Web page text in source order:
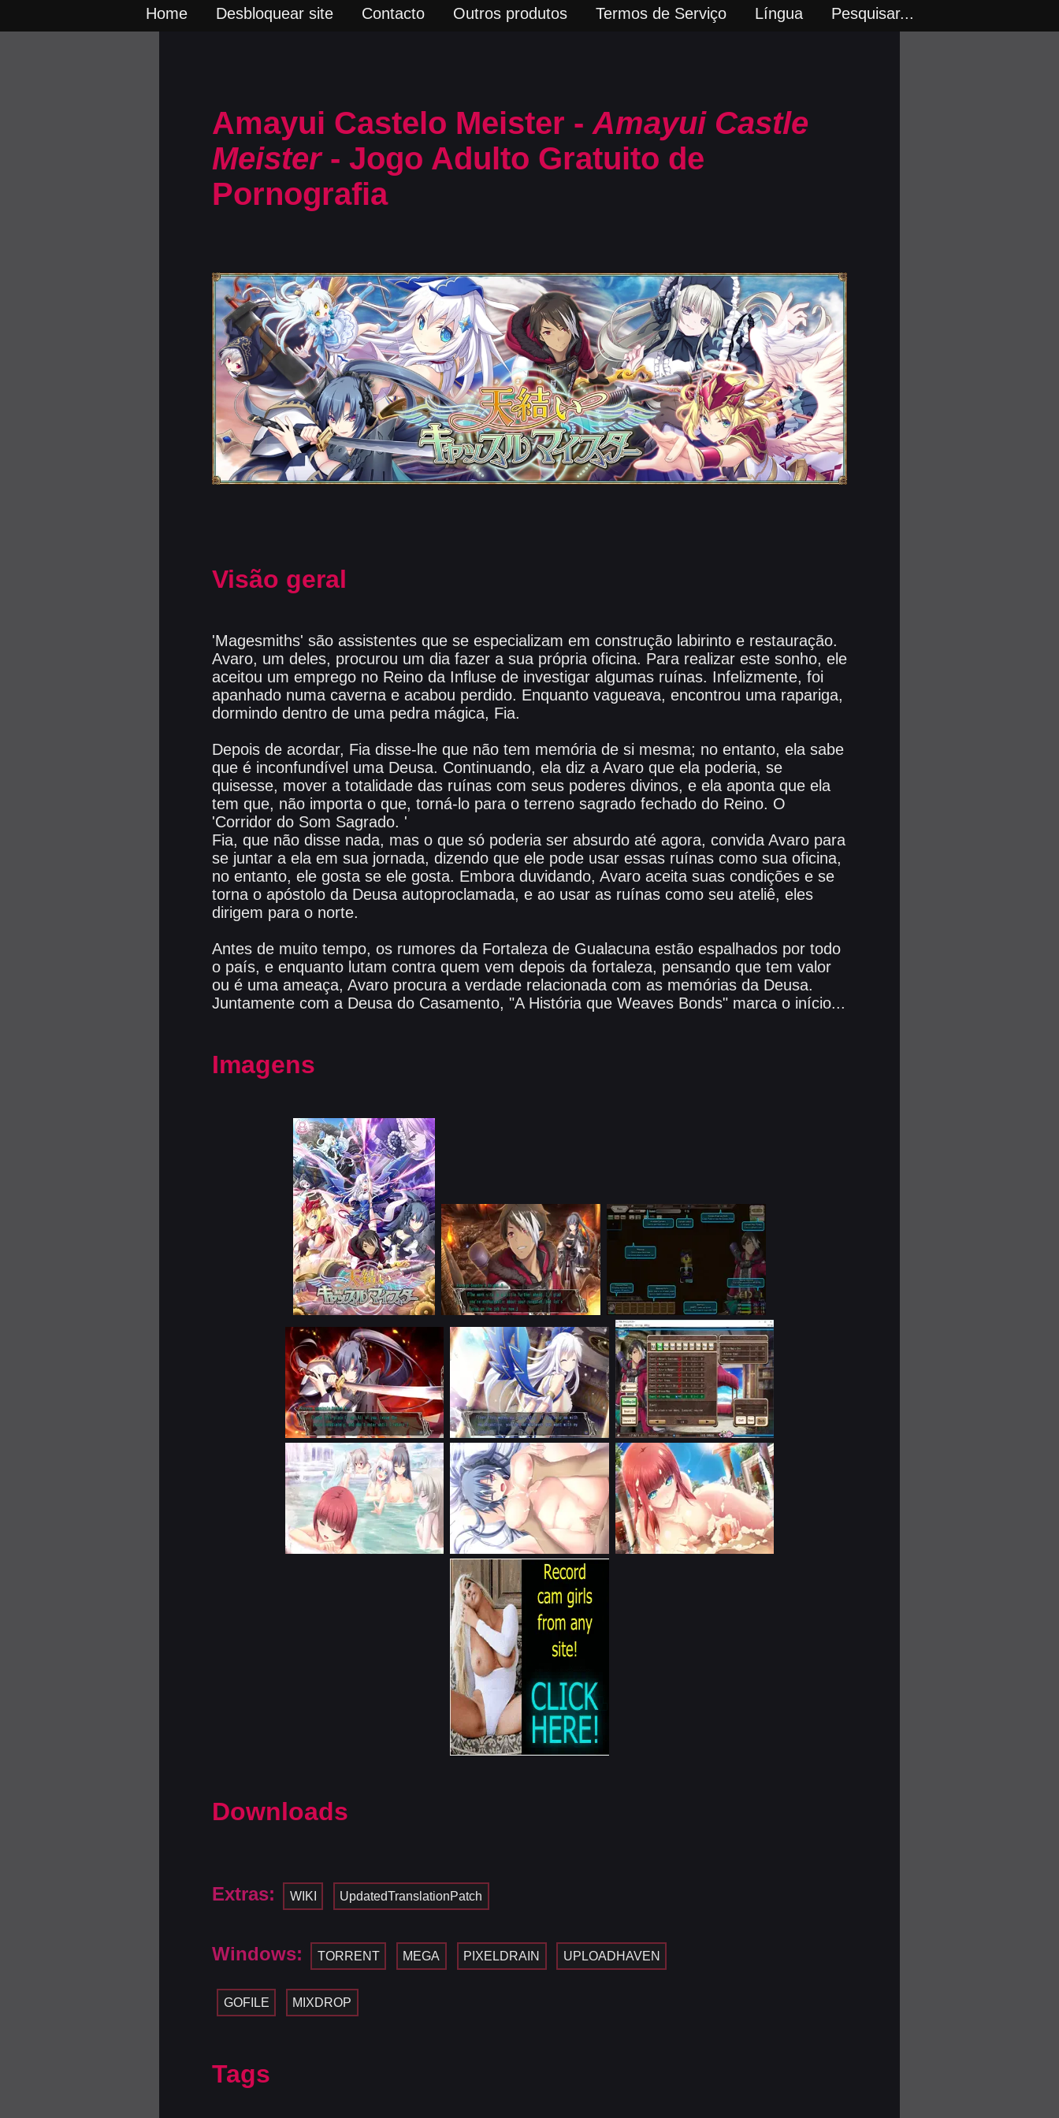
Home Desbloquear site Contacto Outros produtos Termos de Serviço Língua Pesquisar...
Amayui Castelo Meister - Amayui Castle
Meister- Jogo Adulto Gratuito de
Pornografia
Visão geral
'Magesmiths' são assistentes que se especializam em construção labirinto e restauração.
Avaro, um deles, procurou um dia fazer a sua própria oficina. Para realizar este sonho, ele
aceitou um emprego no Reino da Influse de investigar algumas ruínas. Infelizmente, foi
apanhado numa caverna e acabou perdido. Enquanto vagueava, encontrou uma rapariga,
dormindo dentro de uma pedra mágica, Fia.
Depois de acordar, Fia disse-lhe que não tem memória de si mesma; no entanto, ela sabe
que é inconfundível uma Deusa. Continuando, ela diz a Avaro que ela poderia, se
quisesse, mover a totalidade das ruínas com seus poderes divinos, e ela aponta que ela
tem que, não importa o que, torná-lo para o terreno sagrado fechado do Reino. O
'Corridor do Som Sagrado. '
Fia, que não disse nada, mas o que só poderia ser absurdo até agora, convida Avaro para
se juntar a ela em sua jornada, dizendo que ele pode usar essas ruínas como sua oficina,
no entanto, ele gosta se ele gosta. Embora duvidando, Avaro aceita suas condições e se
torna o apóstolo da Deusa autoproclamada, e ao usar as ruínas como seu ateliê, eles
dirigem para o norte.
Antes de muito tempo, os rumores da Fortaleza de Gualacuna estão espalhados por todo
o país, e enquanto lutam contra quem vem depois da fortaleza, pensando que tem valor
ou é uma ameaça, Avaro procura a verdade relacionada com as memórias da Deusa.
Juntamente com a Deusa do Casamento, "A História que Weaves Bonds" marca o início...
Imagens
Downloads
Extras: WIKI UpdatedTranslationPatch
Windows: TORRENT MEGA PIXELDRAIN UPLOADHAVEN
GOFILE MIXDROP
Tags